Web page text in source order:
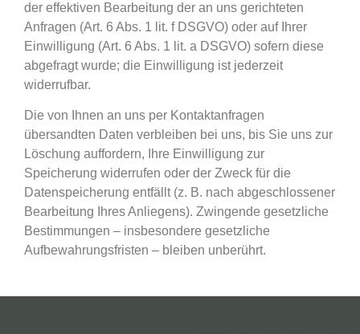
der effektiven Bearbeitung der an uns gerichteten
Anfragen (Art. 6 Abs. 1 lit. f DSGVO) oder auf Ihrer
Einwilligung (Art. 6 Abs. 1 lit. a DSGVO) sofern diese
abgefragt wurde; die Einwilligung ist jederzeit
widerrufbar.
Die von Ihnen an uns per Kontaktanfragen
übersandten Daten verbleiben bei uns, bis Sie uns zur
Löschung auffordern, Ihre Einwilligung zur
Speicherung widerrufen oder der Zweck für die
Datenspeicherung entfällt (z. B. nach abgeschlossener
Bearbeitung Ihres Anliegens). Zwingende gesetzliche
Bestimmungen – insbesondere gesetzliche
Aufbewahrungsfristen – bleiben unberührt.